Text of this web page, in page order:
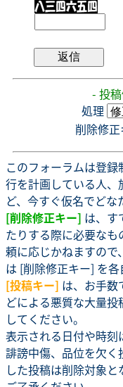
- 投
処理
削除修
このフォーラムは登
行を計画している人
ど、今すぐ仮名でどな
[削除修正キー] は、す
たりする際に必要な
頼に応じかねますの
は [削除修正キー] を各
[投稿キー] は、お手数
どによる悪質な大量
してください。
表示される日付や時刻
誹謗中傷、品位を欠
した投稿は削除対象